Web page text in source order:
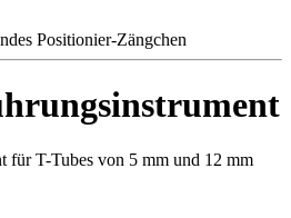
für T-Tubes von 5 mm und 12 mm